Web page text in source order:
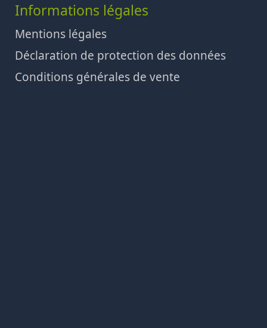
Informations légales
Mentions légales
Déclaration de protection des données
Conditions générales de vente